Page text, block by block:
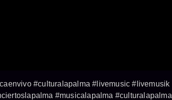
#culturalapalma #livemusic #livemusik
#musicalapalma #culturalapalma